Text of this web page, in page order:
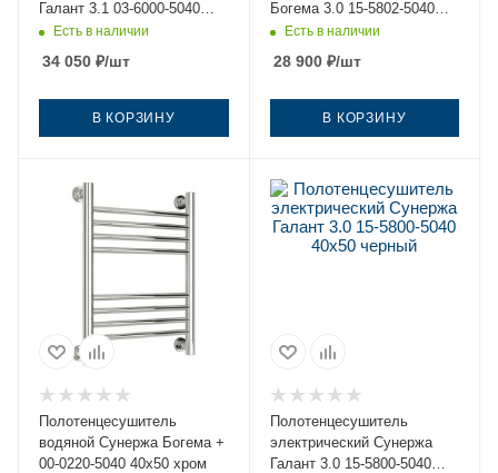
Галант 3.1 03-6000-5040
40х50 золото
Есть в наличии
34 050 ₽/шт
В КОРЗИНУ
Богема 3.0 15-5802-5040
40х50 черный
Есть в наличии
28 900₽/шт
В КОРЗИНУ
Полотенцесушитель
водяной Сунержа Богема +
00-0220-5040 40х50 хром
Полотенцесушитель
электрический Сунержа
Галант 3.0 15-5800-5040